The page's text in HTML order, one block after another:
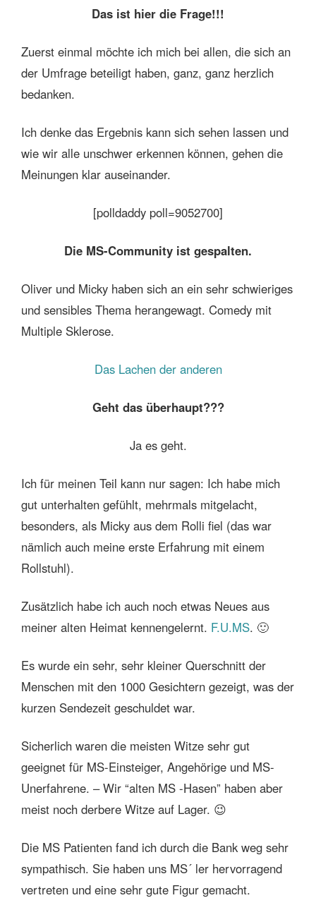
Das ist hier die Frage!!!
Zuerst einmal möchte ich mich bei allen, die sich an
der Umfrage beteiligt haben, ganz, ganz herzlich
bedanken.
Ich denke das Ergebnis kann sich sehen lassen und
wie wir alle unschwer erkennen können, gehen die
Meinungen klar auseinander.
[polldaddy poll=9052700]
Die MS-Community ist gespalten.
Oliver und Micky haben sich an ein sehr schwieriges
und sensibles Thema herangewagt. Comedy mit
Multiple Sklerose.
Das Lachen der anderen
Geht das überhaupt???
Ja es geht.
Ich für meinen Teil kann nur sagen: Ich habe mich
gut unterhalten gefühlt, mehrmals mitgelacht,
besonders, als Micky aus dem Rolli fiel (das war
nämlich auch meine erste Erfahrung mit einem
Rollstuhl).
Zusätzlich habe ich auch noch etwas Neues aus
meiner alten Heimat kennengelernt. F.U.MS. 🙂
Es wurde ein sehr, sehr kleiner Querschnitt der
Menschen mit den 1000 Gesichtern gezeigt, was der
kurzen Sendezeit geschuldet war.
Sicherlich waren die meisten Witze sehr gut
geeignet für MS-Einsteiger, Angehörige und MS-
Unerfahrene. – Wir “alten MS -Hasen” haben aber
meist noch derbere Witze auf Lager. 😉
Die MS Patienten fand ich durch die Bank weg sehr
sympathisch. Sie haben uns MS´ ler hervorragend
vertreten und eine sehr gute Figur gemacht.